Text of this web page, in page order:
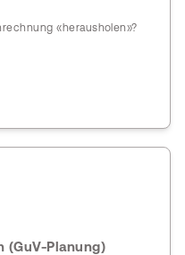
«herausholen»?
(GuV-Planung)